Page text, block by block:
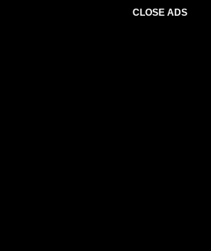
CLOSE ADS